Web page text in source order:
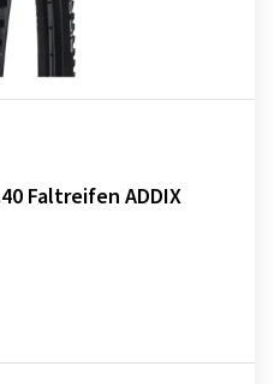
Faltreifen ADDIX